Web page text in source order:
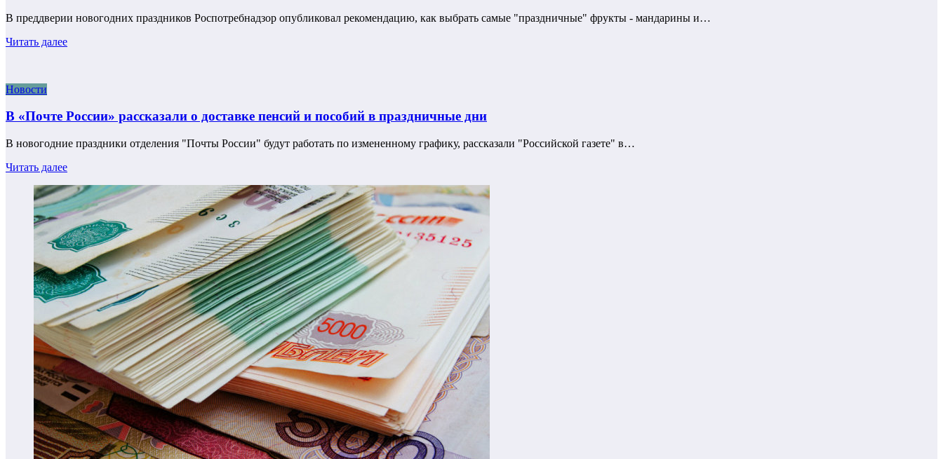
В преддверии новогодних праздников Роспотребнадзор опубликовал рекомендацию, как выбрать самые "праздничные" фрукты - мандарины и…
Читать далее
Новости
В «Почте России» рассказали о доставке пенсий и пособий в праздничные дни
В новогодние праздники отделения "Почты России" будут работать по измененному графику, рассказали "Российской газете" в…
Читать далее